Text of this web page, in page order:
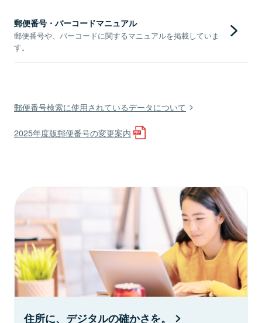
郵便番号・バーコードマニュアル
郵便番号や、バーコードに関するマニュアルを掲載していま
す。
郵便番号検索に使用されているデータについて
2025年度版郵便番号の変更案内
住所に、デジタルの確かさを。